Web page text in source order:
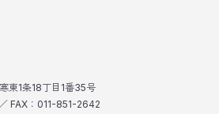
東1条18丁目1番35号
FAX：011-851-2642